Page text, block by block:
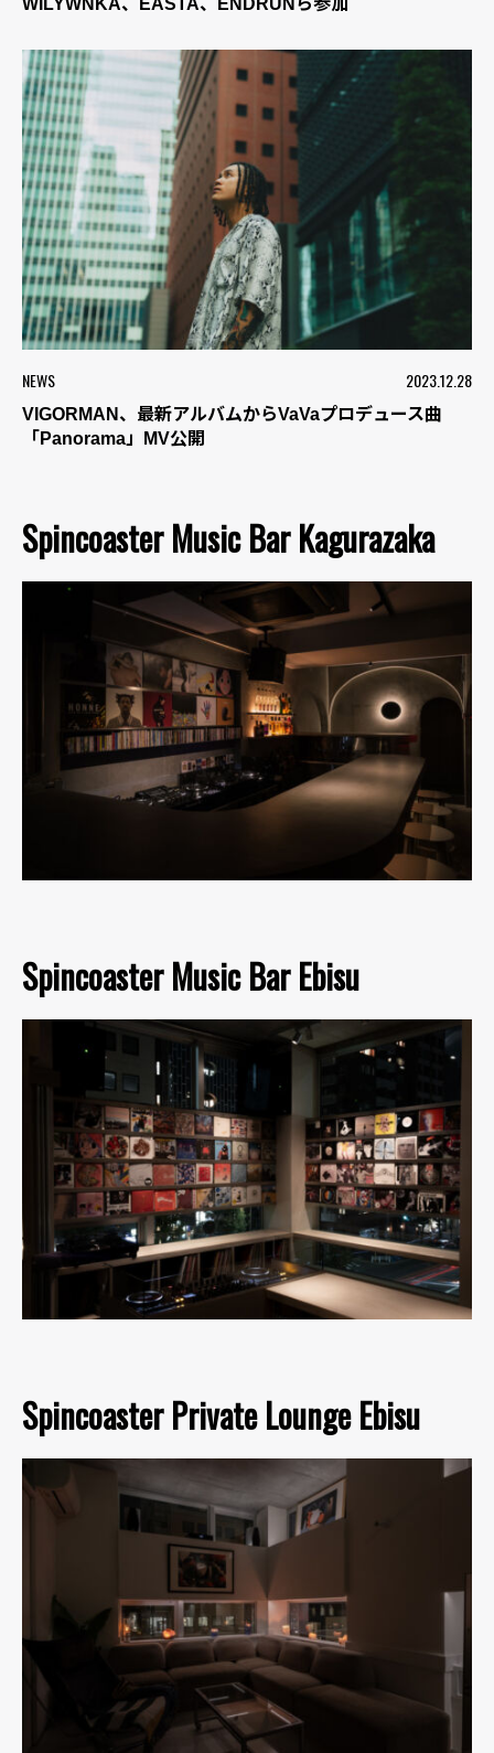
NEWS 2023.12.28
VIGORMAN、最新アルバムからVaVaプロデュース曲
「Panorama」MV公開
Spincoaster Music Bar Kagurazaka
Spincoaster Music Bar Ebisu
Spincoaster Private Lounge Ebisu